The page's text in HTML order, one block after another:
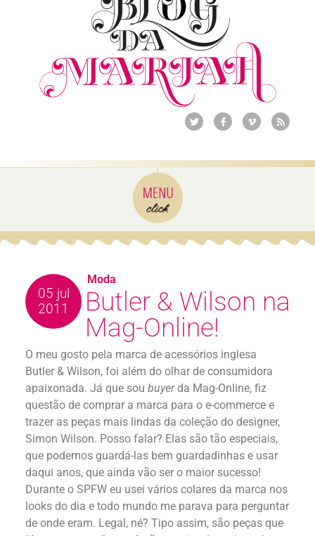
05 jul
2011
Butler & Wilson na
Mag-Online!
O meu gosto pela marca de acessórios inglesa
Butler & Wilson, foi além do olhar de consumidora
apaixonada. Já que sou buyerda Mag-Online, fiz
questão de comprar a marca para o e-commerce e
trazer as peças mais lindas da coleção do designer,
Simon Wilson. Posso falar? Elas são tão especiais,
que podemos guardá-las bem guardadinhas e usar
daqui anos, que ainda vão ser o maior sucesso!
Durante o SPFW eu usei vários colares da marca nos
looks do dia e todo mundo me parava para perguntar
de onde eram. Legal, né? Tipo assim, são peças que
Moda